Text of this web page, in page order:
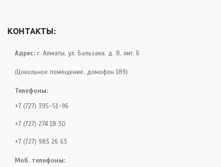
КОНТАКТЫ:
Адрес: г. Алматы, ул. Бальзака, д. 8, лит. Б
(Цокольное помещение, домофон 189)
Телефоны:
+7 (727) 395-51-96
+7 (727) 274 18 30
+7 (727) 983 26 63
Моб. телефоны: